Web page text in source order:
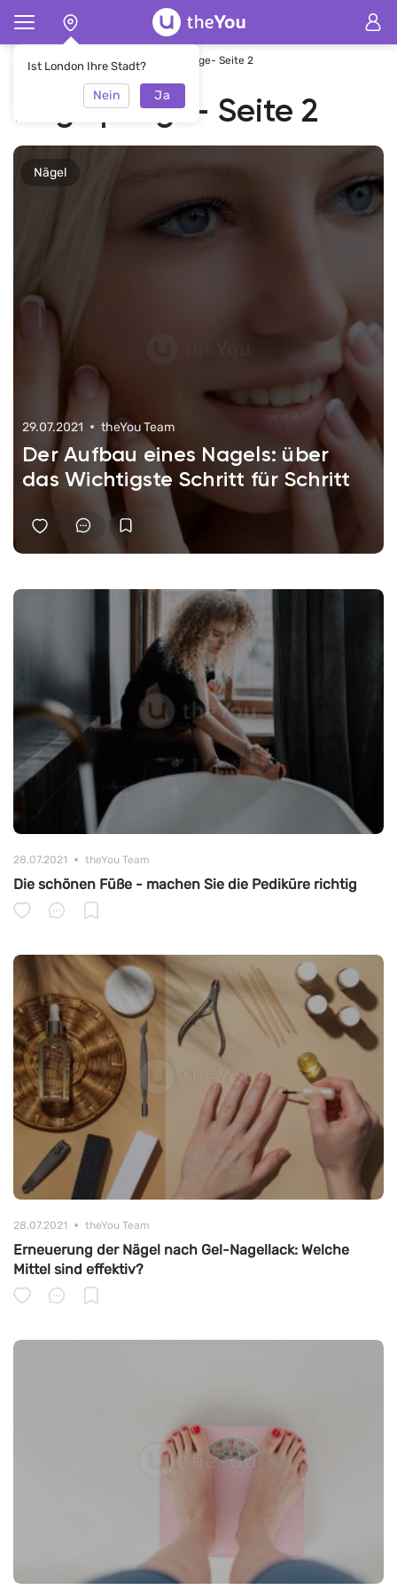
Ist London Ihre Stadt?
Nein Ja
Hauptseite E-Journal Nagelpflege- Seite 2
Nagelpflege- Seite 2
Nägel
29.07.2021 theYou Team
Der Aufbau eines Nagels: über
das Wichtigste Schritt für Schritt
28.07.2021 theYou Team
Die schönen Füße - machen Sie die Pediküre richtig
28.07.2021 theYou Team
Erneuerung der Nägel nach Gel-Nagellack: Welche
Mittel sind effektiv?